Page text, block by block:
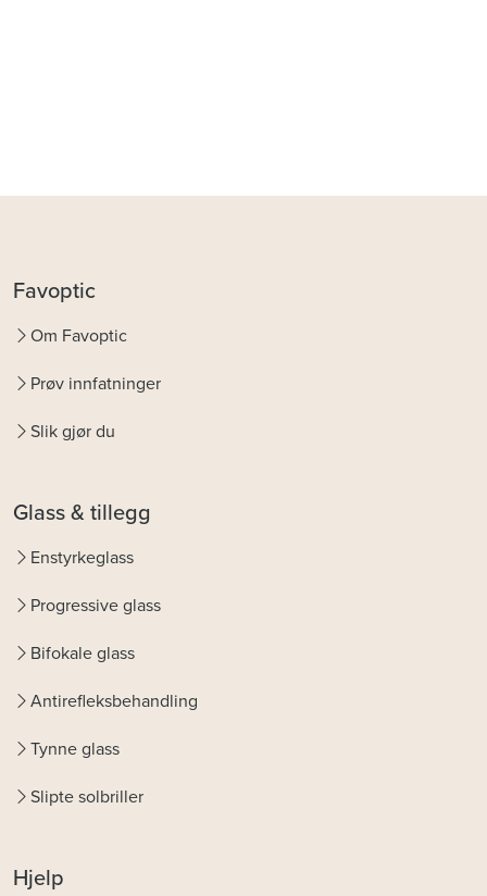
Favoptic
Om Favoptic
Prøv innfatninger
Slik gjør du
Glass & tillegg
Enstyrkeglass
Progressive glass
Bifokale glass
Antirefleksbehandling
Tynne glass
Slipte solbriller
Hjelp